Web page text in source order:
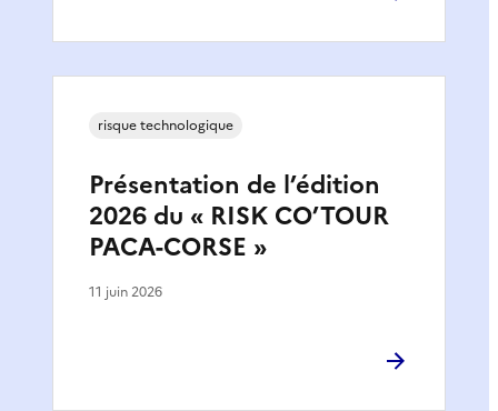
Présentation de l’édition
2026 du « RISK CO’TOUR
PACA-CORSE »
risque technologique
11 juin 2026